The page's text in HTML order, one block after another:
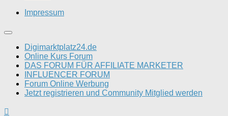
Impressum
Digimarktplatz24.de
Online Kurs Forum
DAS FORUM FÜR AFFILIATE MARKETER
INFLUENCER FORUM
Forum Online Werbung
Jetzt registrieren und Community Mitglied werden